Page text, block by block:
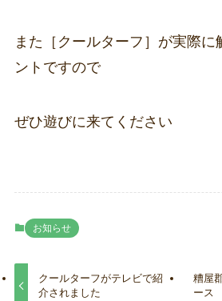
また［クールターフ］が実際に
ントですので
ぜひ遊びに来てください
お知らせ
クールターフがテレビで紹
介されました
糟屋
ース